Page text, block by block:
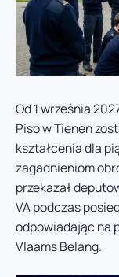
Od 1 września
Piso w Tienen
kształcenia dla
zagadnieniom
przekazał
VA podczas
odpowiadając na
Vlaams Belang.